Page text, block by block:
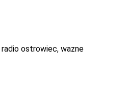
radio ostrowiec, wazne